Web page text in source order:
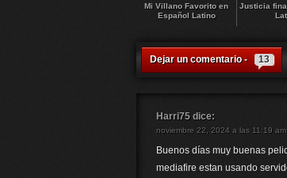
Mi Villano Favorito en
Español Latino
Justicia
Dejar un comentario - 13
Harri75 dice:
noviembre 22, 2024 a las 11:19 am
Buenos días muy buenas
mediafire estan usando